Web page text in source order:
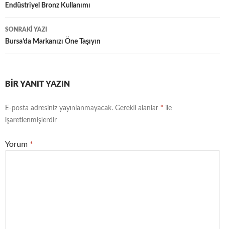
dolaşımı
Endüstriyel Bronz Kullanımı
SONRAKI YAZI
Bursa’da Markanızı Öne Taşıyın
BIR YANIT YAZIN
E-posta adresiniz yayınlanmayacak. Gerekli alanlar * ile
işaretlenmişlerdir
Yorum *